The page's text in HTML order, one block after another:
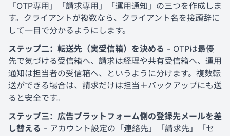
「OTP専用」「請求専用」「運用通知」の三つを作成しま
す。クライアントが複数なら、クライアント名を接頭辞に
して一目で分かるようにします。
ステップ二：転送先（実受信箱）を決める - OTPは最優
先で気づける受信箱へ、請求は経理や共有受信箱へ、運用
通知は担当者の受信箱へ、というように分けます。複数転
送ができる場合は、請求だけは担当＋バックアップにも送
ると安全です。
ステップ三：広告プラットフォーム側の登録先メールを差
し替える - アカウント設定の「連絡先」「請求先」「セ